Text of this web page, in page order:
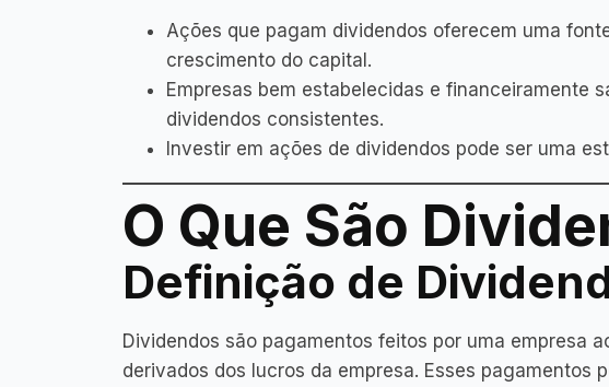
Ações que pagam dividendos oferecem uma
crescimento do capital.
Empresas bem estabelecidas e financeiramente
dividendos consistentes.
Investir em ações de dividendos pode ser uma
O Que São
Definição de
Dividendos são pagamentos feitos por uma empresa
derivados dos lucros da empresa. Esses pagamentos